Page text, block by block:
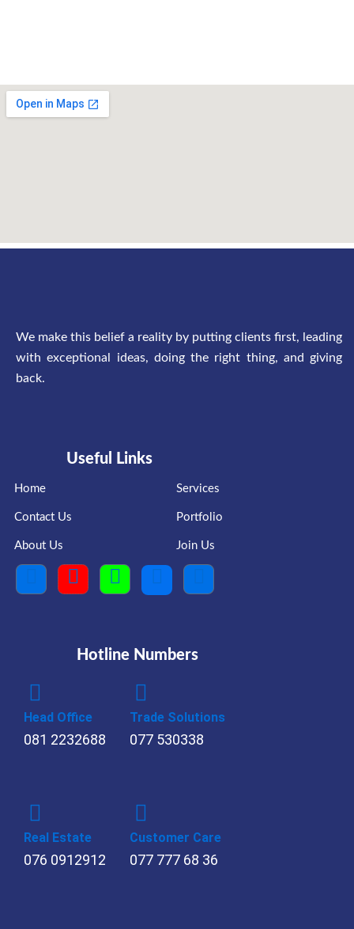
We make this belief a reality by putting clients first, leading
with exceptional ideas, doing the right thing, and giving
back.
Useful Links
Home
Contact Us
About Us
Services
Portfolio
Join Us
Hotline Numbers
Head Office
081 2232688
Trade Solutions
077 530338
Real Estate
076 0912912
Customer Care
077 777 68 36